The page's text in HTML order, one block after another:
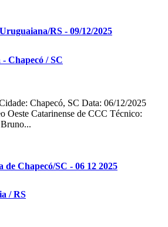
RS - 09/12/2025
Chapecó / SC
Chapecó, SC Data: 06/12/2025
Oeste Catarinense de CCC Técnico:
Chapecó/SC - 06 12 2025
/ RS